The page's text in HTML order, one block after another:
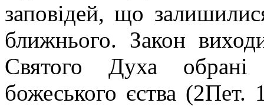
заповідей, що
ближнього. Закон
Святого Духа обрані
божеського єства